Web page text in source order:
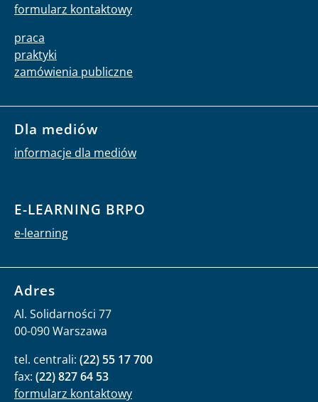
formularz kontaktowy
praca
praktyki
zamówienia publiczne
Dla mediów
informacje dla mediów
E-LEARNING BRPO
e-learning
Adres
Al. Solidarności 77
00-090 Warszawa
tel. centrali: (22) 55 17 700
fax: (22) 827 64 53
formularz kontaktowy